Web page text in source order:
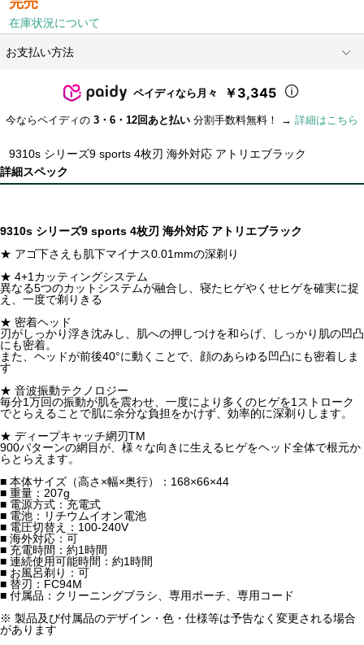
在庫状況について
お支払い方法
ペイディなら月々 ￥3,345
今ならペイディの 3・6・12回あと払い 分割手数料無料！ → 詳細はこちら
9310s シリーズ9 sports 4枚刃 海外対応 アトリエブラック
詳細スペック
9310s シリーズ9 sports 4枚刃 海外対応 アトリエブラック
★ アゴ下さえも肌下マイナス0.01mmの深剃り
★ 4+1カッティングシステム
異なる5つのカットシステムが融合し、寝たヒゲやくせヒゲを確実に捉
え、一度で剃りきる
★ 密着ヘッド
刃がしっかり浮き沈みし、肌への押しつけを和らげ、しっかり肌の凹凸
にも密着。
また、ヘッドが前後40°に動くことで、顔のあらゆる凹凸にも密着しま
す
★ 音波振動テクノロジー
毎分1万回の振動が肌を震わせ、一度により多くのヒゲを1ストローク
でとらえることで肌に余分な負担をかけず、効率的に深剃りします。
★ ディープキャッチ網刃TM
900パターンの網目が、様々な向きに生えるヒゲをヘッド全体で根元か
らとらえます。
■ 本体サイズ（高さ×幅×奥行）：168×66×44
■ 重量：207g
■ 電源方式：充電式
■ 電池：リチウムイオン電池
■ 電圧切替え：100-240V
■ 海外対応：可
■ 充電時間：約1時間
■ 連続使用可能時間：約1時間
■ お風呂剃り：可
■ 替刃：FC94M
■ 付属品：クリーニングブラシ、専用ポーチ、専用コード
※ 製品及び付属品のデザイン・色・仕様等は予告なく変更される場合
があります